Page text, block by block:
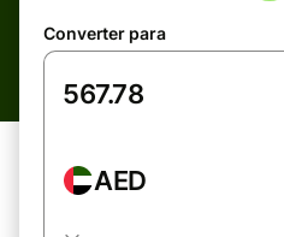
Converter para
AED